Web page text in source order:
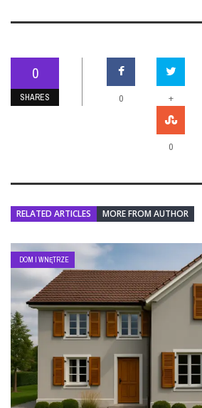
0
SHARES 0 +
0
RELATED ARTICLES MORE FROM AUTHOR
DOM I WNĘTRZE